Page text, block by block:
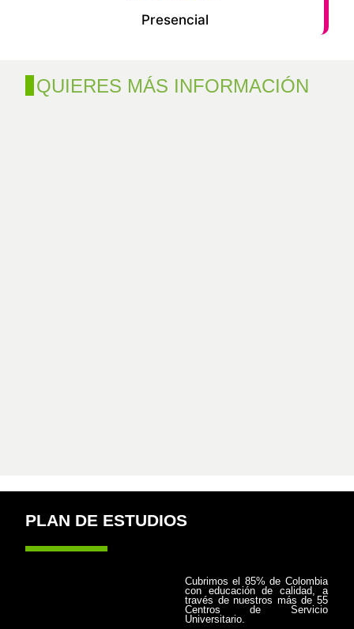
Presencial
QUIERES MÁS INFORMACIÓN
PLAN DE ESTUDIOS
Cubrimos el 85% de Colombia
con educación de calidad, a
través de nuestros más de 55
Centros de Servicio
Universitario.